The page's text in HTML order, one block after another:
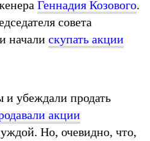
Геннадия Козового.
совета
начали скупать акции
и убеждали продать
акции
Но, очевидно, что,